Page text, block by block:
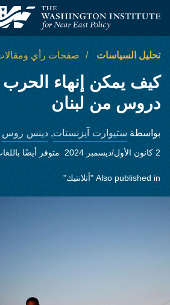
معهد واشنطن لسياسات الشرق الأدنى
تحليل السياسات صفحات رأي
كيف يمكن إنهاء
دروس من لبنان
بواسطة ستيوارت آيزنستات, دينس روس
2 كانون الأول/ديسمبر 2024 متوفر أيضًا
Also published in "أتلانتيك"